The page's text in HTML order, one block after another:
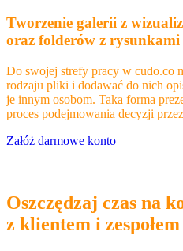
Tworzenie galerii z
oraz folderów z rysunkami
Do swojej strefy pracy w cudo.co
rodzaju pliki i dodawać do nich
je innym osobom. Taka forma
proces podejmowania decyzji
Załóż darmowe konto
Oszczędzaj czas na
z klientem i zespołem